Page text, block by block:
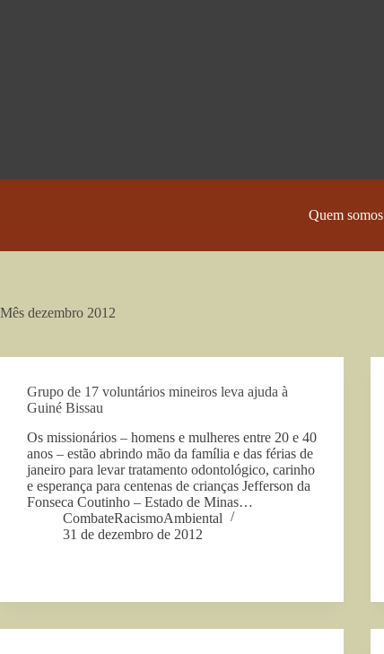
Quem somos
Mês dezembro 2012
Grupo de 17 voluntários mineiros leva ajuda à
Guiné Bissau
Os missionários – homens e mulheres entre 20 e 40
anos – estão abrindo mão da família e das férias de
janeiro para levar tratamento odontológico, carinho
e esperança para centenas de crianças Jefferson da
Fonseca Coutinho – Estado de Minas…
CombateRacismoAmbiental
31 de dezembro de 2012